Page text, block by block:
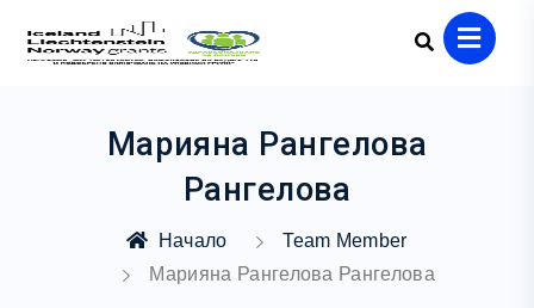
Марияна Рангелова
Рангелова
Начало
Team Member
Марияна Рангелова Рангелова